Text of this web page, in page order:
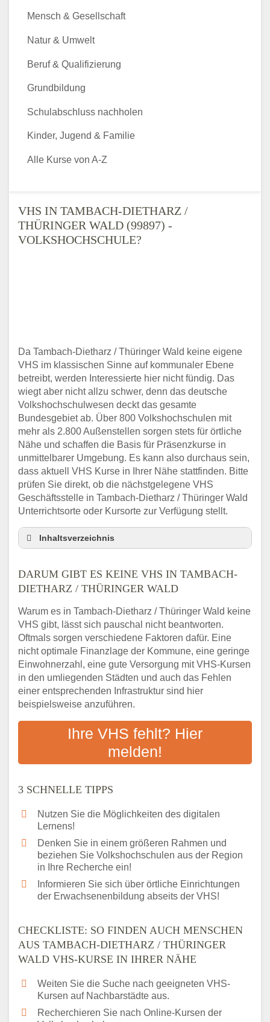
VHS IN TAMBACH-DIETHARZ /
THÜRINGER WALD (99897) -
VOLKSHOCHSCHULE?
Da Tambach-Dietharz / Thüringer Wald keine eigene
VHS im klassischen Sinne auf kommunaler Ebene
betreibt, werden Interessierte hier nicht fündig. Das
wiegt aber nicht allzu schwer, denn das deutsche
Volkshochschulwesen deckt das gesamte
Bundesgebiet ab. Über 800 Volkshochschulen mit
mehr als 2.800 Außenstellen sorgen stets für örtliche
Nähe und schaffen die Basis für Präsenzkurse in
unmittelbarer Umgebung. Es kann also durchaus sein,
dass aktuell VHS Kurse in Ihrer Nähe stattfinden. Bitte
prüfen Sie direkt, ob die nächstgelegene VHS
Geschäftsstelle in Tambach-Dietharz / Thüringer Wald
Unterrichtsorte oder Kursorte zur Verfügung stellt.
Inhaltsverzeichnis
Dietharz / Thüringer Wald
3 schnelle Tipps
Tambach-Dietharz / Thüringer Wald VHS-
Kurse in Ihrer Nähe
Abendschule in der Region rund um
Tambach-Dietharz / Thüringer Wald
VHS steht für Erwachsenenbildung
Online-Kurse: Alternative Angebote zum
VHS-Kurs
Checkliste: Darauf kommt es bei
Bildungsangeboten an
Das bundesweite Volkshochschulwesen
DARUM GIBT ES KEINE VHS IN TAMBACH-
DIETHARZ / THÜRINGER WALD
Warum es in Tambach-Dietharz / Thüringer Wald keine
VHS gibt, lässt sich pauschal nicht beantworten.
Oftmals sorgen verschiedene Faktoren dafür. Eine
nicht optimale Finanzlage der Kommune, eine geringe
Einwohnerzahl, eine gute Versorgung mit VHS-Kursen
in den umliegenden Städten und auch das Fehlen
einer entsprechenden Infrastruktur sind hier
beispielsweise anzuführen.
Ihre VHS fehlt? Hier
melden!
3 SCHNELLE TIPPS
Nutzen Sie die Möglichkeiten des digitalen
Lernens!
Denken Sie in einem größeren Rahmen und
beziehen Sie Volkshochschulen aus der Region
in Ihre Recherche ein!
Informieren Sie sich über örtliche Einrichtungen
der Erwachsenenbildung abseits der VHS!
CHECKLISTE: SO FINDEN AUCH MENSCHEN
AUS TAMBACH-DIETHARZ / THÜRINGER
WALD VHS-KURSE IN IHRER NÄHE
Weiten Sie die Suche nach geeigneten VHS-
Kursen auf Nachbarstädte aus.
Recherchieren Sie nach Online-Kursen der
Mensch & Gesellschaft
Natur & Umwelt
Beruf & Qualifizierung
Grundbildung
Schulabschluss nachholen
Kinder, Jugend & Familie
Alle Kurse von A-Z